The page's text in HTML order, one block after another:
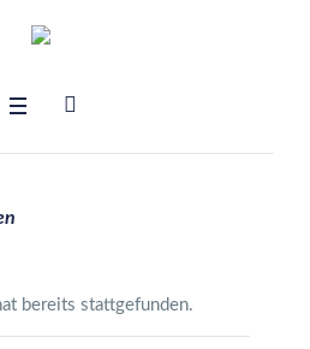
bereits stattgefunden.